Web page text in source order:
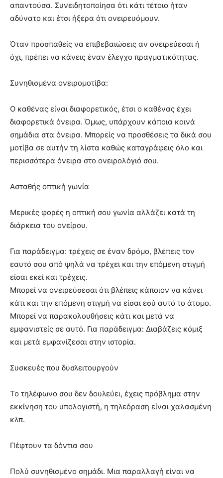
απαντούσα. Συνειδητοποίησα ότι κάτι τέτοιο ήταν
αδύνατο και έτσι ήξερα ότι ονειρευόμουν.
Όταν προσπαθείς να επιβεβαιώσεις αν ονειρεύεσαι ή
όχι, πρέπει να κάνεις έναν έλεγχο πραγματικότητας.
Συνηθισμένα ονειρομοτίβα:
Ο καθένας είναι διαφορετικός, έτσι ο καθένας έχει
διαφορετικά όνειρα. Όμως, υπάρχουν κάποια κοινά
σημάδια στα όνειρα. Μπορείς να προσθέσεις τα δικά σου
μοτίβα σε αυτήν τη λίστα καθώς καταγράφεις όλο και
περισσότερα όνειρα στο ονειρολόγιό σου.
Ασταθής οπτική γωνία
Μερικές φορές η οπτική σου γωνία αλλάζει κατά τη
διάρκεια του ονείρου.
Για παράδειγμα: τρέχεις σε έναν δρόμο, βλέπεις τον
εαυτό σου από ψηλά να τρέχει και την επόμενη στιγμή
είσαι εκεί και τρέχεις.
Μπορεί να ονειρεύσεσαι ότι βλέπεις κάποιον να κάνει
κάτι και την επόμενη στιγμή να είσαι εσύ αυτό το άτομο.
Μπορεί να παρακολουθήσεις κάτι και μετά να
εμφανιστείς σε αυτό. Για παράδειγμα: Διαβάζεις κόμιξ
και μετά εμφανίζεσαι στην ιστορία.
Συσκευές που δυσλειτουργούν
Το τηλέφωνο σου δεν δουλεύει, έχεις πρόβλημα στην
εκκίνηση του υπολογιστή, η τηλεόραση είναι χαλασμένη
κλπ.
Πέφτουν τα δόντια σου
Πολύ συνηθισμένο σημάδι. Μια παραλλαγή είναι να